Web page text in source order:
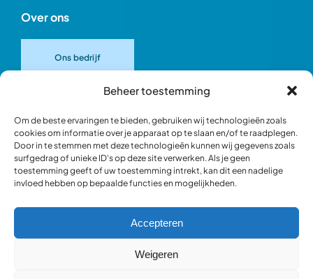
Beheer toestemming
Om de beste ervaringen te bieden, gebruiken wij technologieën zoals
cookies om informatie over je apparaat op te slaan en/of te raadplegen.
Door in te stemmen met deze technologieën kunnen wij gegevens zoals
surfgedrag of unieke ID's op deze site verwerken. Als je geen
toestemming geeft of uw toestemming intrekt, kan dit een nadelige
invloed hebben op bepaalde functies en mogelijkheden.
Accepteren
Weigeren
Over ons
Ons bedrijf
Ons team
Blik in de werkplaats